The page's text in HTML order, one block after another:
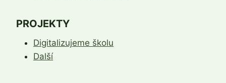
PROJEKTY
Digitalizujeme školu
Další